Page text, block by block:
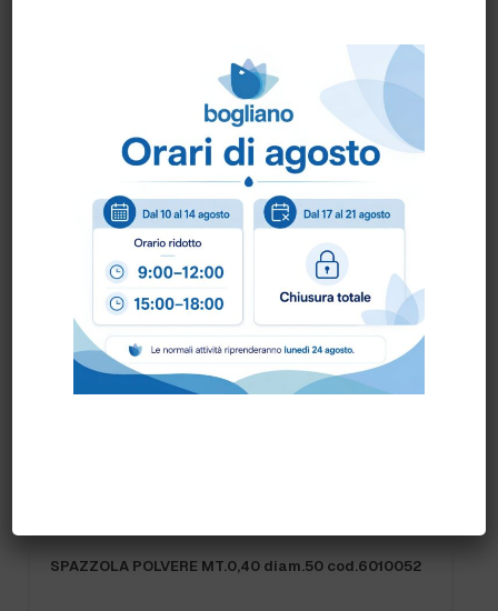
Come ordinare?
Puoi ordinare chiamando al0172 478161oppure
scrivendo una mail ainfo@bogliano.it.
Per ogni informazione siamo a disposizione.
SPAZZOLA POLVERE MT.0,40 diam.50 cod.6010052